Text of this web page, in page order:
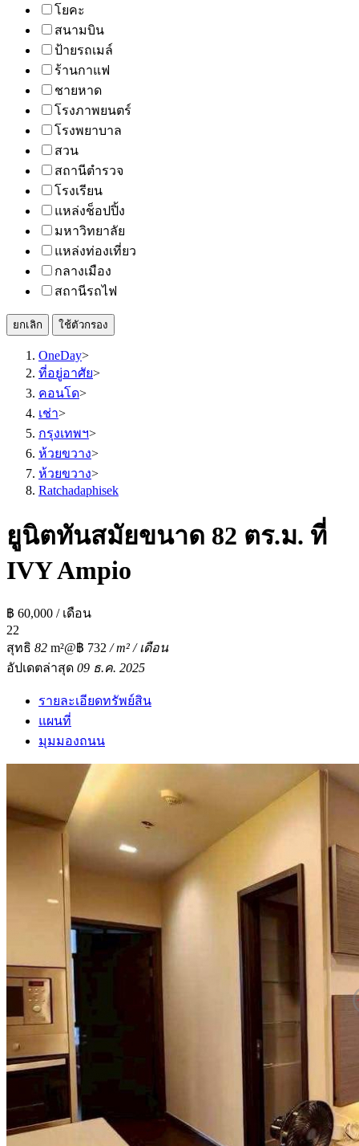
โยคะ
สนามบิน
ป้ายรถเมล์
ร้านกาแฟ
ชายหาด
โรงภาพยนตร์
โรงพยาบาล
สวน
สถานีตำรวจ
โรงเรียน
แหล่งช็อปปิ้ง
มหาวิทยาลัย
แหล่งท่องเที่ยว
กลางเมือง
สถานีรถไฟ
ยกเลิก ใช้ตัวกรอง
OneDay>
ที่อยู่อาศัย>
คอนโด>
เช่า>
กรุงเทพฯ>
ห้วยขวาง>
ห้วยขวาง>
Ratchadaphisek
ยูนิตทันสมัยขนาด 82 ตร.ม. ที่
IVY Ampio
฿ 60,000 / เดือน
22
สุทธิ 82 m²@฿ 732 / m² / เดือน
อัปเดตล่าสุด 09 ธ.ค. 2025
รายละเอียดทรัพย์สิน
แผนที่
มุมมองถนน